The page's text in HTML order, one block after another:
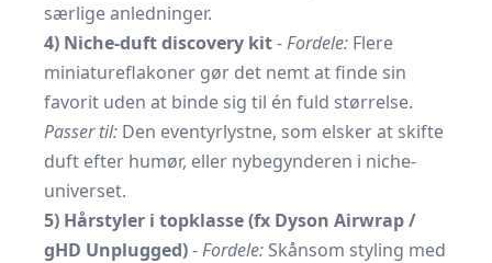
særlige anledninger.
4) Niche-duft discovery kit-Fordele: Flere
miniatureflakoner gør det nemt at finde sin
favorit uden at binde sig til én fuld størrelse.
Passer til: Den eventyrlystne, som elsker at skifte
duft efter humør, eller nybegynderen i niche-
universet.
5) Hårstyler i topklasse (fx Dyson Airwrap /
gHD Unplugged)-Fordele: Skånsom styling med